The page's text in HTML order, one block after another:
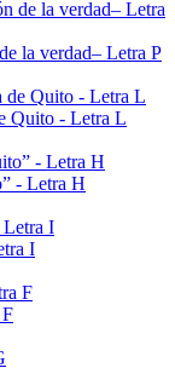
la verdad– Letra P
Quito - Letra L
- Letra H
I